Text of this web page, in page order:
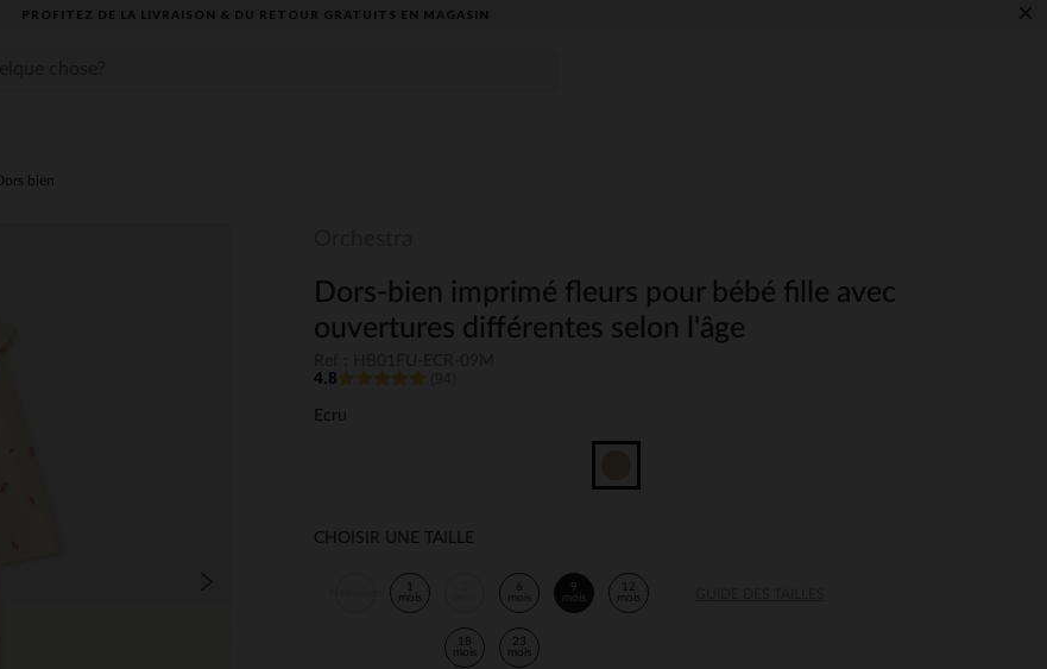
PROFITEZ DE LA LIVRAISON & DU RETOUR GRATUITS EN MAGASIN​ ×
Dors bien
Dors-bien imprimé fleurs pour bébé fille avec
ouvertures différentes selon l'âge
4.8
Ecru
CHOISIR UNE TAILLE
1
mois
6
mois
9
mois
12
mois
18
mois
23
mois